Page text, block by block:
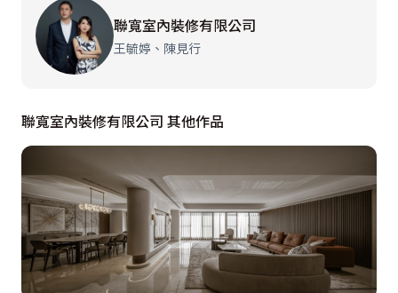
區，經過動線微調，變得更為流暢。居者可從最後側儲藏
室拿取烘焙器具、原料，再走到開放式廚房料理食材，待
佳餚完成直接放在餐桌或中島上，整個程序一氣呵成。餐
造奢雅氣勢，為和樂融融的餐敘時光，增添幾分高雅精緻
氣息。
客廳落地窗塑造出圓拱形窗框，將窗外綠景擷取入內，化
作動態畫作，任四季流轉盡收眼底，讓自然景觀成為視覺
焦點。為烘襯優美綠意，室內以極簡風定調，電視牆融入
優美圓弧，搭佐燈帶與脫鉤設計呈現純淨無瑕畫面，與之
聯寬室內裝修有限公司
王毓婷、陳見行
聯寬室內裝修有限公司 其他作品